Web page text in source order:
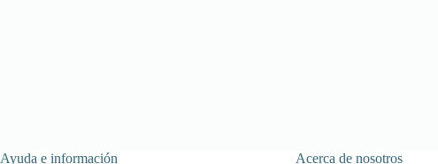
Ayuda e información Acerca de nosotros